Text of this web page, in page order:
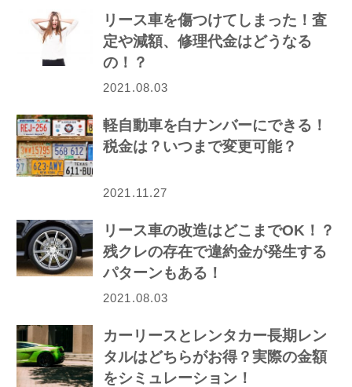
リース車を傷つけてしまった！査
定や減額、修理代金はどうなる
の！？
2021.08.03
軽自動車を白ナンバーにできる！
税金は？いつまで変更可能？
2021.11.27
リース車の改造はどこまでOK！？
残クレの存在で違約金が発生する
パターンもある！
2021.08.03
カーリースとレンタカー長期レン
タルはどちらがお得？実際の金額
をシミュレーション！